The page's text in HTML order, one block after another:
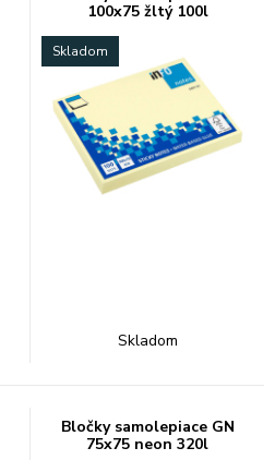
100x75 žltý 100l
Skladom
Skladom
Bločky samolepiace GN
75x75 neon 320l